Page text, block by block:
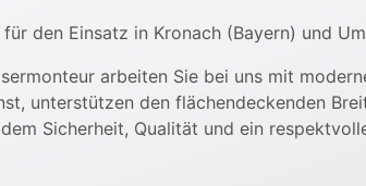
den Einsatz in Kronach (Bayern) und
arbeiten Sie bei uns mit
unterstützen den flächendeckenden
Sicherheit, Qualität und ein